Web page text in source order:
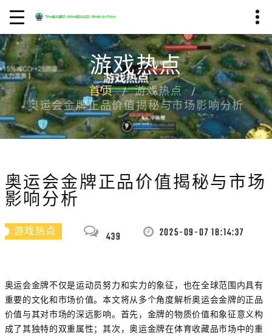
游戏热点
首页
游戏热点
奥运会金牌正品价值揭秘与市场影响分析
奥运会金牌正品价值揭秘与市场
影响分析
游戏热点 439 2025-09-07 18:14:37
奥运会金牌不仅是运动员努力和实力的象征，也在全球范围内具有
重要的文化和市场价值。本文将从多个角度解析奥运会金牌的正品
价值与其对市场的深远影响。首先，金牌的物质价值和象征意义构
成了其独特的双重属性；其次，奥运金牌在体育收藏品市场中的重